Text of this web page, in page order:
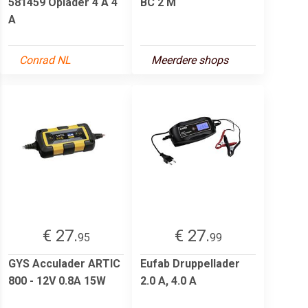
A
Conrad NL Meerdere shops
€ 27.95
GYS Acculader ARTIC
800 - 12V 0.8A 15W
€ 27.99
Eufab Druppellader
2.0 A, 4.0 A